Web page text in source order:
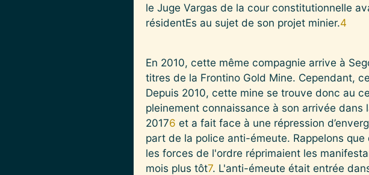
le Juge Vargas de la cour constitutionnelle
résidentEs au sujet de son projet minier.4
En 2010, cette même compagnie arrive à
titres de la Frontino Gold Mine. Cependant,
Depuis 2010, cette mine se trouve donc au
pleinement connaissance à son arrivée dans
20176 et a fait face à une répression
part de la police anti-émeute. Rappelons
les forces de l'ordre réprimaient les
mois plus tôt7. L'anti-émeute était entrée